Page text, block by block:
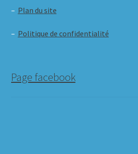
– Plan du site
– Politique de confidentialité
Page facebook